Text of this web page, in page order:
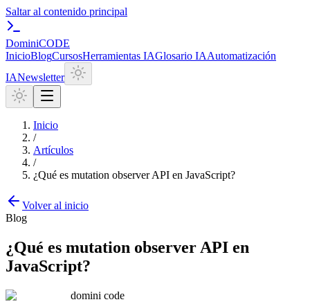
Saltar al contenido principal
DominiCODE
InicioBlogCursosHerramientas IAGlosario IAAutomatización
IANewsletter
Inicio
/
Artículos
/
¿Qué es mutation observer API en JavaScript?
Volver al inicio
Blog
¿Qué es mutation observer API en
JavaScript?
domini code